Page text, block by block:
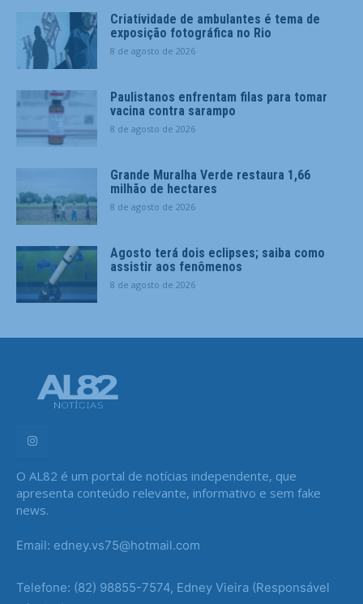
Criatividade de ambulantes é tema de
exposição fotográfica no Rio
8 de agosto de 2026
Paulistanos enfrentam filas para tomar
vacina contra sarampo
8 de agosto de 2026
Grande Muralha Verde restaura 1,66
milhão de hectares
8 de agosto de 2026
Agosto terá dois eclipses; saiba como
assistir aos fenômenos
8 de agosto de 2026
O AL82 é um portal de notícias independente, que
apresenta conteúdo relevante, informativo e sem fake
news.
Email: edney.vs75@hotmail.com
Telefone: (82) 98855-7574, Edney Vieira (Responsável